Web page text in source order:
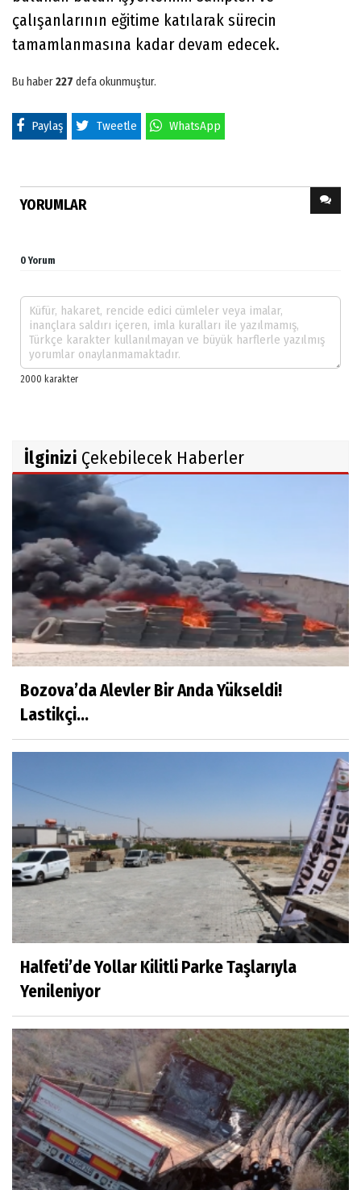
çalışanlarının eğitime katılarak sürecin
tamamlanmasına kadar devam edecek.
Bu haber227 defa okunmuştur.
Paylaş Tweetle WhatsApp
YORUMLAR
0 Yorum
İlginizi Çekebilecek Haberler
Bozova’da Alevler Bir Anda Yükseldi!
Lastikçi...
Halfeti’de Yollar Kilitli Parke Taşlarıyla
Yenileniyor